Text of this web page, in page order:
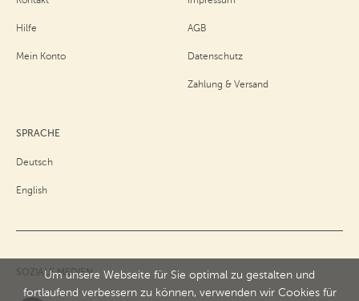
Um unsere Webseite für Sie optimal zu gestalten und
fortlaufend verbessern zu können, verwenden wir Cookies für
Hilfe
Mein Konto
AGB
Datenschutz
Zahlung & Versand
SPRACHE
Deutsch
English
SOZIALE MEDIEN